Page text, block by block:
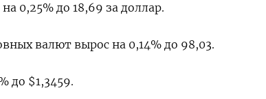
0,25% до 18,69 за доллар.
валют вырос на 0,14% до 98,03​.
до $1,3459​.